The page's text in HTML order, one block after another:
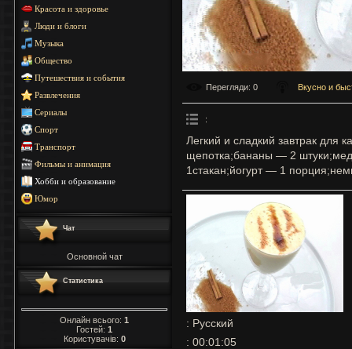
Красота и здоровье
Люди и блоги
Музыка
Общество
Путешествия и события
Развлечения
Сериалы
Спорт
Транспорт
Фильмы и анимация
Хобби и образование
Юмор
Чат
Основной чат
Статистика
Онлайн всього: 1
Гостей: 1
Користувачів: 0
Перегляди: 0 Вкусно и
:
Легкий и сладкий завтрак для
щепотка;бананы — 2
1стакан;йогурт — 1
: Русский
: 00:01:05